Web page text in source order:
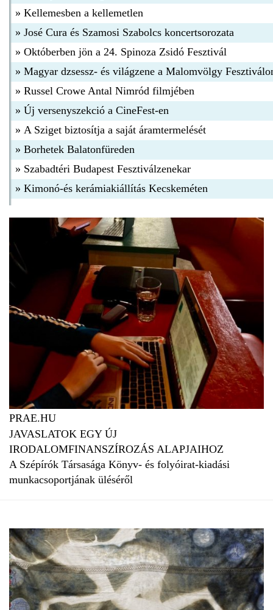
» Kellemesben a kellemetlen
» José Cura és Szamosi Szabolcs koncertsorozata
» Októberben jön a 24. Spinoza Zsidó Fesztivál
» Magyar dzsessz- és világzene a Malomvölgy
» Russel Crowe Antal Nimród filmjében
» Új versenyszekció a CineFest-en
» A Sziget biztosítja a saját áramtermelését
» Borhetek Balatonfüreden
» Szabadtéri Budapest Fesztiválzenekar
» Kimonó-és kerámiakiállítás Kecskeméten
PRAE.HU
JAVASLATOK EGY ÚJ
IRODALOMFINANSZÍROZÁS ALAPJAIHOZ
A Szépírók Társasága Könyv- és folyóirat-kiadási
munkacsoportjának üléséről